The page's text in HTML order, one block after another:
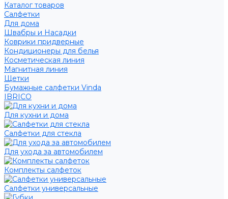
Каталог товаров
Салфетки
Для дома
Швабры и Насадки
Коврики придверные
Кондиционеры для белья
Косметическая линия
Магнитная линия
Щетки
Бумажные салфетки Vinda
IBRICO
Для кухни и дома
Салфетки для стекла
Для ухода за автомобилем
Комплекты салфеток
Салфетки универсальные